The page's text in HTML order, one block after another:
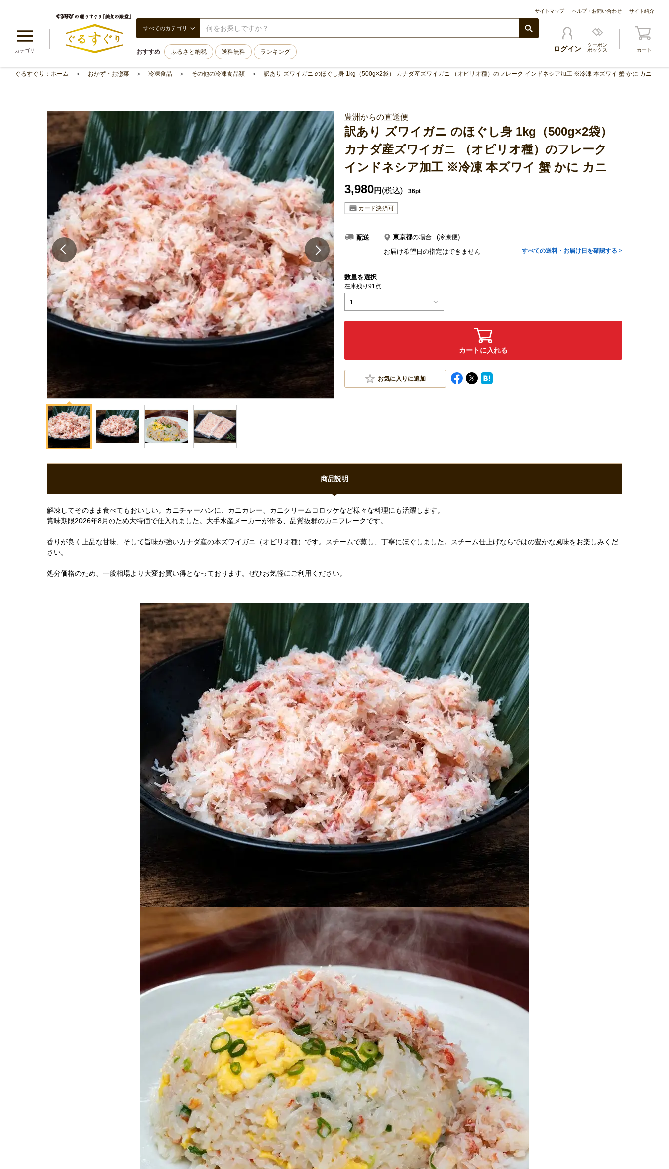
サイトマップ ヘルプ・お問い合わせ サイト紹介
カテゴリ
すべてのカテゴリ
おすすめ ふるさと納税 送料無料 ランキング ログイン
クーポン
ボックス
カート
ぐるすぐり：ホーム おかず・お惣菜 冷凍食品 その他の冷凍食品類 訳あり ズワイガニ のほぐし身 1kg（500g×2袋） カナダ産ズワイガニ （オピリオ種）のフレーク インドネシア加工 ※冷凍 本ズワイ 蟹 かに カニ
豊洲からの直送便
訳あり ズワイガニ のほぐし身 1kg（500g×2袋）
カナダ産ズワイガニ （オピリオ種）のフレーク
インドネシア加工 ※冷凍 本ズワイ 蟹 かに カニ
3,980円 (税込) 36pt
配送 東京都の場合
(冷凍便)
お届け希望日の指定はできません
すべての送料・お届け日を確認する >
数量を選択
在庫残り91点
1
カートに入れる
お気に入りに追加
商品説明
解凍してそのまま食べてもおいしい。カニチャーハンに、カニカレー、カニクリームコロッケなど様々な料理にも活躍します。
賞味期限2026年8月のため大特価で仕入れました。大手水産メーカーが作る、品質抜群のカニフレークです。
香りが良く上品な甘味、そして旨味が強いカナダ産の本ズワイガニ（オピリオ種）です。スチームで蒸し、丁寧にほぐしました。スチーム仕上げならではの豊かな風味をお楽しみくだ
さい。
処分価格のため、一般相場より大変お買い得となっております。ぜひお気軽にご利用ください。